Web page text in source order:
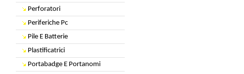
Perforatori
Periferiche Pc
Pile E Batterie
Plastificatrici
Portabadge E Portanomi